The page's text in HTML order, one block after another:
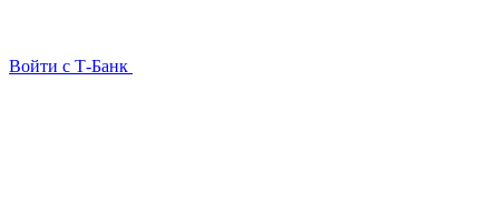
Войти с Т-Банк